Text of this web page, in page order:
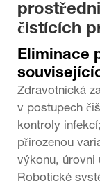
čistících
Eliminace
Zdravotnická
v postupech
kontroly
přirozenou
výkonu, úrovni
Robotické